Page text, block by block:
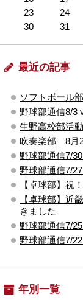
23
24
30
31
最近の記事
ソフトボール
野球部通信8/
生野高校部活
吹奏楽部 8月
野球部通信7/
野球部通信7/
【卓球部】祝
【卓球部】近
きました
野球部通信7/
野球部通信7/
年別一覧